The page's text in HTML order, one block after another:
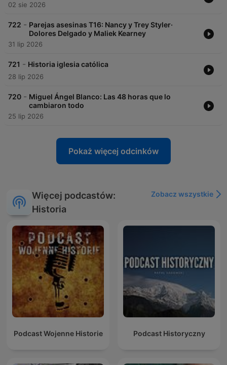
02 sie 2026
722 - Parejas asesinas T16: Nancy y Trey Styler·
Dolores Delgado y Maliek Kearney
31 lip 2026
721 - Historia iglesia católica
28 lip 2026
720 - Miguel Ángel Blanco: Las 48 horas que lo
cambiaron todo
25 lip 2026
Pokaż więcej odcinków
Więcej podcastów:
Historia
Zobacz wszystkie
Podcast Wojenne Historie Podcast Historyczny